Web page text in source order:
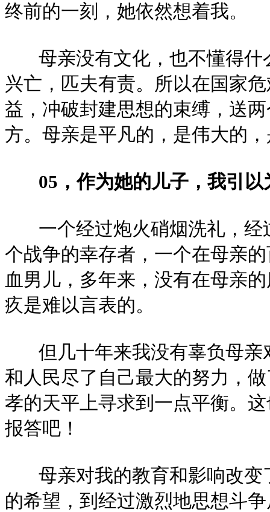
终前的一刻，她依然想着我。
母亲没有文化，也不懂得什
兴亡，匹夫有责。所以在国家
益，冲破封建思想的束缚，送
方。母亲是平凡的，是伟大的
05，作为她的儿子，我引以
一个经过炮火硝烟洗礼，经
个战争的幸存者，一个在母亲
血男儿，多年来，没有在母亲
疚是难以言表的。
但几十年来我没有辜负母亲
和人民尽了自己最大的努力，
孝的天平上寻求到一点平衡。
报答吧！
母亲对我的教育和影响改变
的希望，到经过激烈地思想斗